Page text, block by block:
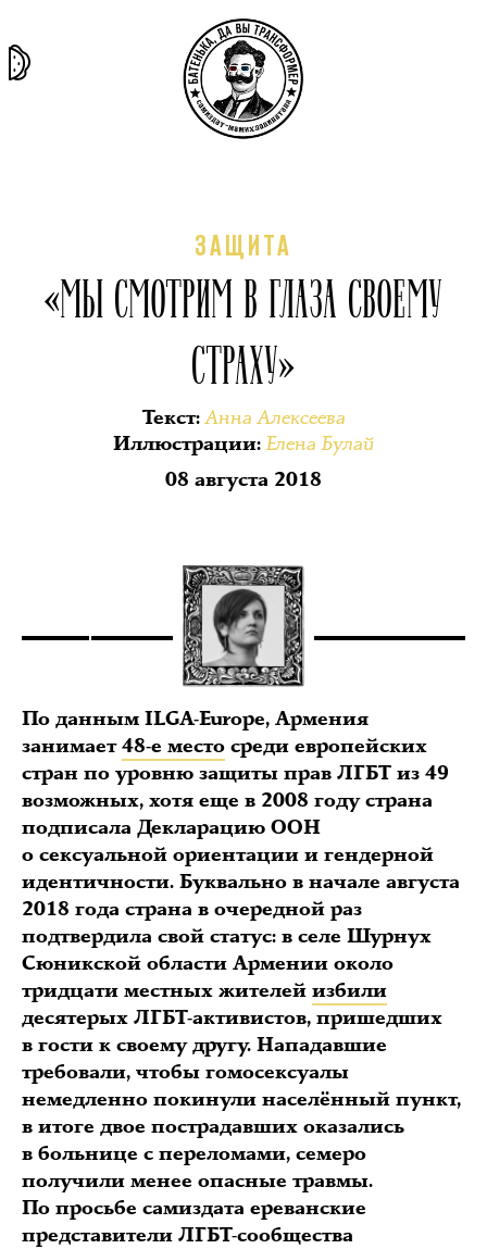
ЗАЩИТА
«МЫ СМОТРИМ В ГЛАЗА СВОЕМУ
СТРАХУ»
Текст:Анна Алексеева
Иллюстрации:Елена Булай
08 августа 2018
По данным ILGA-Europe, Армения
занимает48-е место среди европейских
стран по уровню защиты прав ЛГБТ из 49
возможных, хотя еще в 2008 году страна
подписала Декларацию ООН
о сексуальной ориентации и гендерной
идентичности. Буквально в начале августа
2018 года страна в очередной раз
подтвердила свой статус: в селе Шурнух
Сюникской области Армении около
тридцати местных жителей избили
десятерых ЛГБТ-активистов, пришедших
в гости к своему другу. Нападавшие
требовали, чтобы гомосексуалы
немедленно покинули населённый пункт,
в итоге двое пострадавших оказались
в больнице с переломами, семеро
получили менее опасные травмы.
По просьбе самиздата ереванские
представители ЛГБТ-сообщества